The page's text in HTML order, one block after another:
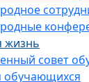
жизнь
совет